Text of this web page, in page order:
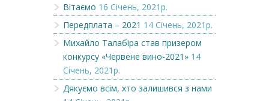
Вітаємо 16 Січень, 2021р.
Передплата – 2021 14 Січень, 2021р.
Михайло Талабіра став призером
конкурсу «Червене вино-2021» 14
Січень, 2021р.
Дякуємо всім, хто залишився з нами